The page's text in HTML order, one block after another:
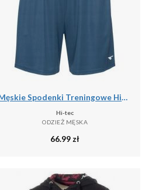
Męskie Spodenki Treningowe Hisam
Hi-tec
ODZIEŻ MĘSKA
66.99 zł